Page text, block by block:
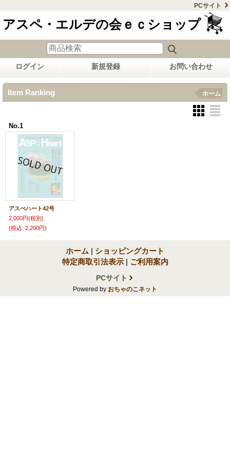
PCサイト
アスペ・エルデの会ｅｃショップ
ログイン 新規登録 お問い合わせ
Item Ranking ホーム
No.1
アスぺハート42号
2,000円(税別)
(税込: 2,200円)
ホーム | ショッピングカート
特定商取引法表示 | ご利用案内
PCサイト
Powered by おちゃのこネット